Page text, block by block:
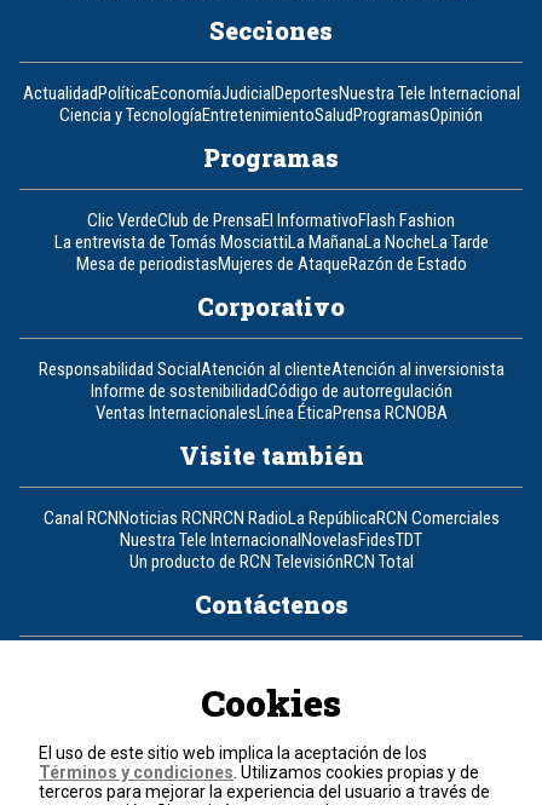
Secciones
ActualidadPolíticaEconomíaJudicialDeportesNuestra Tele Internacional
Ciencia y TecnologíaEntretenimientoSaludProgramasOpinión
Programas
Clic VerdeClub de PrensaEl InformativoFlash Fashion
La entrevista de Tomás MosciattiLa MañanaLa NocheLa Tarde
Mesa de periodistasMujeres de AtaqueRazón de Estado
Corporativo
Responsabilidad SocialAtención al clienteAtención al inversionista
Informe de sostenibilidadCódigo de autorregulación
Ventas InternacionalesLínea ÉticaPrensa RCNOBA
Visite también
Canal RCNNoticias RCNRCN RadioLa RepúblicaRCN Comerciales
Nuestra Tele InternacionalNovelasFidesTDT
Un producto de RCN TelevisiónRCN Total
Contáctenos
Política de cookies
Términos y condiciones
Cookies
El uso de este sitio web implica la aceptación de los
Términos y condiciones . Utilizamos cookies propias y de
terceros para mejorar la experiencia del usuario a través de